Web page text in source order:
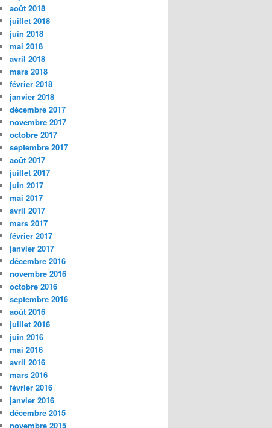
août 2018
juillet 2018
juin 2018
mai 2018
avril 2018
mars 2018
février 2018
janvier 2018
décembre 2017
novembre 2017
octobre 2017
septembre 2017
août 2017
juillet 2017
juin 2017
mai 2017
avril 2017
mars 2017
février 2017
janvier 2017
décembre 2016
novembre 2016
octobre 2016
septembre 2016
août 2016
juillet 2016
juin 2016
mai 2016
avril 2016
mars 2016
février 2016
janvier 2016
décembre 2015
novembre 2015